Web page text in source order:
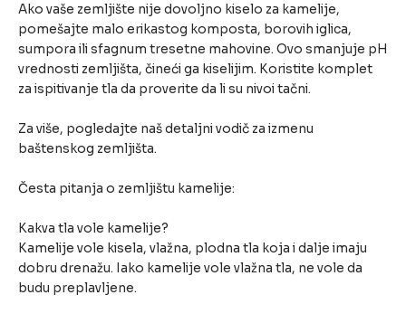
Ako vaše zemljište nije dovoljno kiselo za kamelije,
pomešajte malo erikastog komposta, borovih iglica,
sumpora ili sfagnum tresetne mahovine. Ovo smanjuje pH
vrednosti zemljišta, čineći ga kiselijim. Koristite komplet
za ispitivanje tla da proverite da li su nivoi tačni.
Za više, pogledajte naš detaljni vodič za izmenu
baštenskog zemljišta.
Česta pitanja o zemljištu kamelije:
Kakva tla vole kamelije?
Kamelije vole kisela, vlažna, plodna tla koja i dalje imaju
dobru drenažu. Iako kamelije vole vlažna tla, ne vole da
budu preplavljene.